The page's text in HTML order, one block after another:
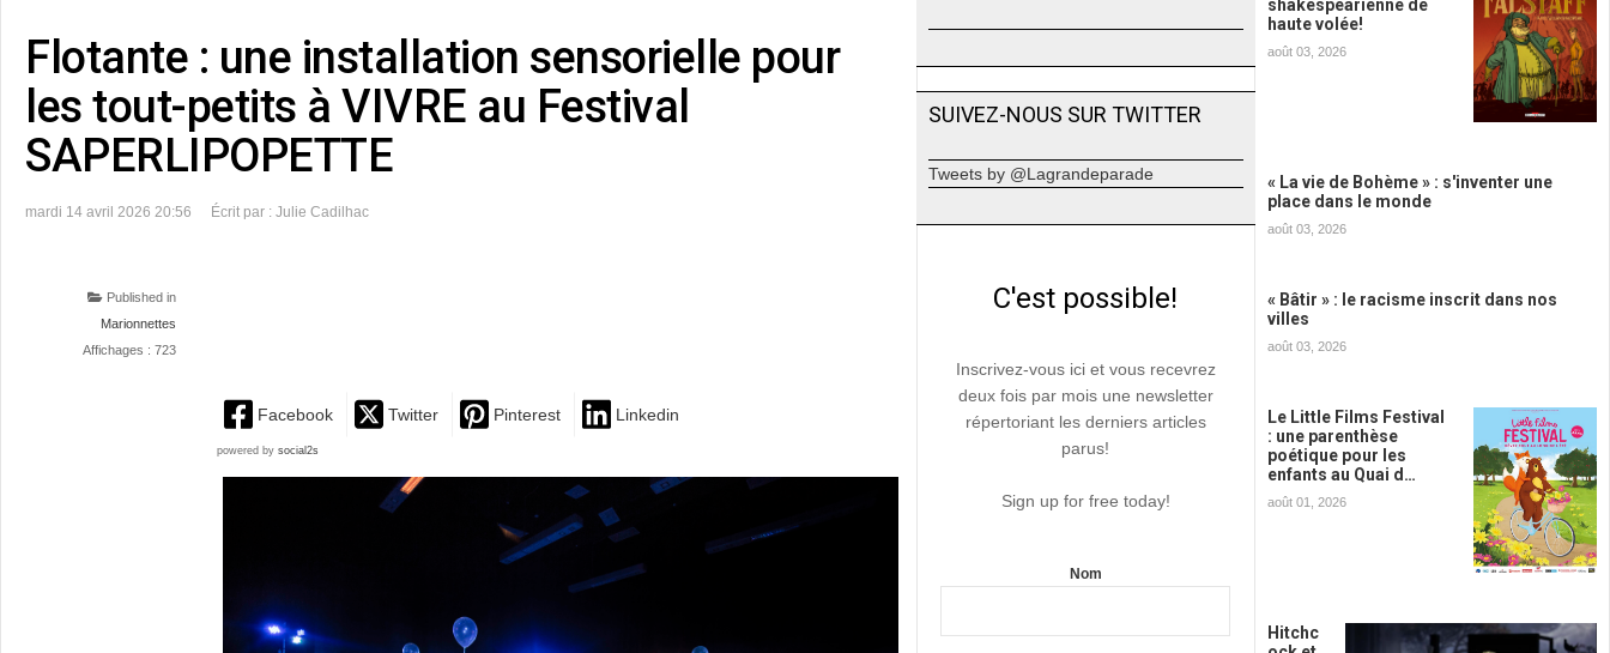
Flotante : une installation sensorielle pour
les tout-petits à VIVRE au Festival
SAPERLIPOPETTE
mardi 14 avril 2026 20:56 Écrit par : Julie Cadilhac
Published in
Marionnettes
Affichages : 723
Facebook Twitter Pinterest Linkedin
powered by social2s
SUIVEZ-NOUS SUR TWITTER
Tweets by @Lagrandeparade
C'est possible!
Inscrivez-vous ici et vous recevrez
deux fois par mois une newsletter
répertoriant les derniers articles
parus!
Sign up for free today!
Nom
shakespearienne de
haute volée!
août 03, 2026
« La vie de Bohème » : s'inventer une
place dans le monde
août 03, 2026
« Bâtir » : le racisme inscrit dans nos
villes
août 03, 2026
Le Little Films Festival
: une parenthèse
poétique pour les
enfants au Quai d…
août 01, 2026
Hitchc